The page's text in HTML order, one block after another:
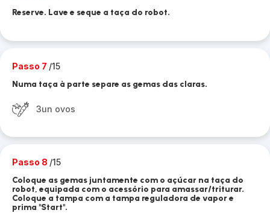
Reserve. Lave e seque a taça do robot.
Passo 7 /15
Numa taça à parte separe as gemas das claras.
3un ovos
Passo 8 /15
Coloque as gemas juntamente com o açúcar na taça do
robot, equipada com o acessório para amassar/triturar.
Coloque a tampa com a tampa reguladora de vapor e
prima "Start".